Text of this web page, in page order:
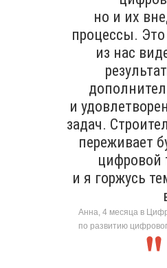
но и их
процессы.
из нас
и
задач.
переживает
цифровой
и я горжусь
Анна, 4 месяца в
по развитию